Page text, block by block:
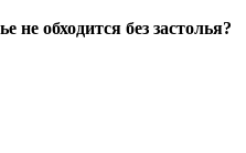
обходится без застолья?